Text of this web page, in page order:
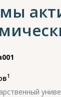
1